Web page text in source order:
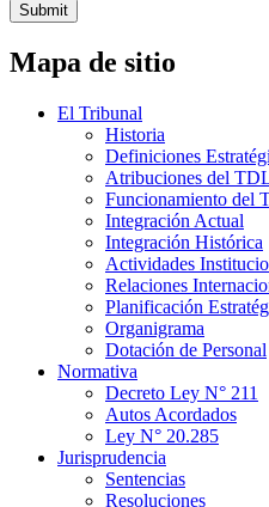
Submit
Mapa de sitio
El Tribunal
Historia
Definiciones
Atribuciones del
Funcionamiento del
Integración Actual
Integración Histórica
Actividades
Relaciones
Planificación
Organigrama
Dotación de Personal
Normativa
Decreto Ley N° 211
Autos Acordados
Ley N° 20.285
Jurisprudencia
Sentencias
Resoluciones